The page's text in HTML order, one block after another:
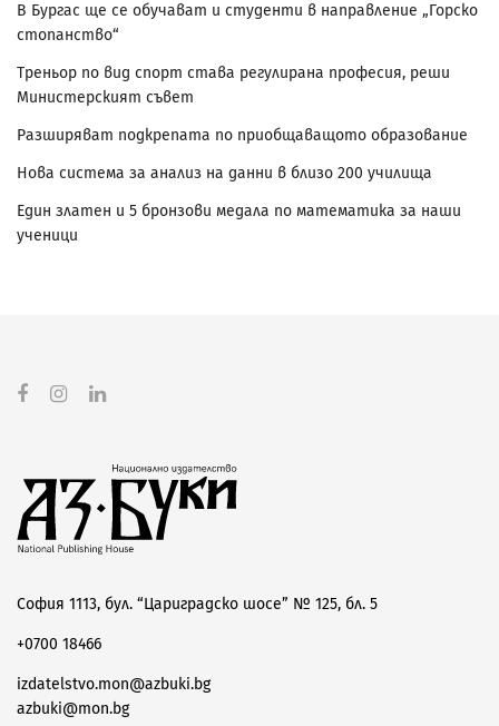
В Бургас ще се обучават и студенти в направление „Горско
стопанство“
Треньор по вид спорт става регулирана професия, реши
Министерският съвет
Разширяват подкрепата по приобщаващото образование
Нова система за анализ на данни в близо 200 училища
Един златен и 5 бронзови медала по математика за наши
ученици
София 1113, бул. “Цариградско шосе” № 125, бл. 5
+0700 18466
izdatelstvo.mon@azbuki.bg
azbuki@mon.bg